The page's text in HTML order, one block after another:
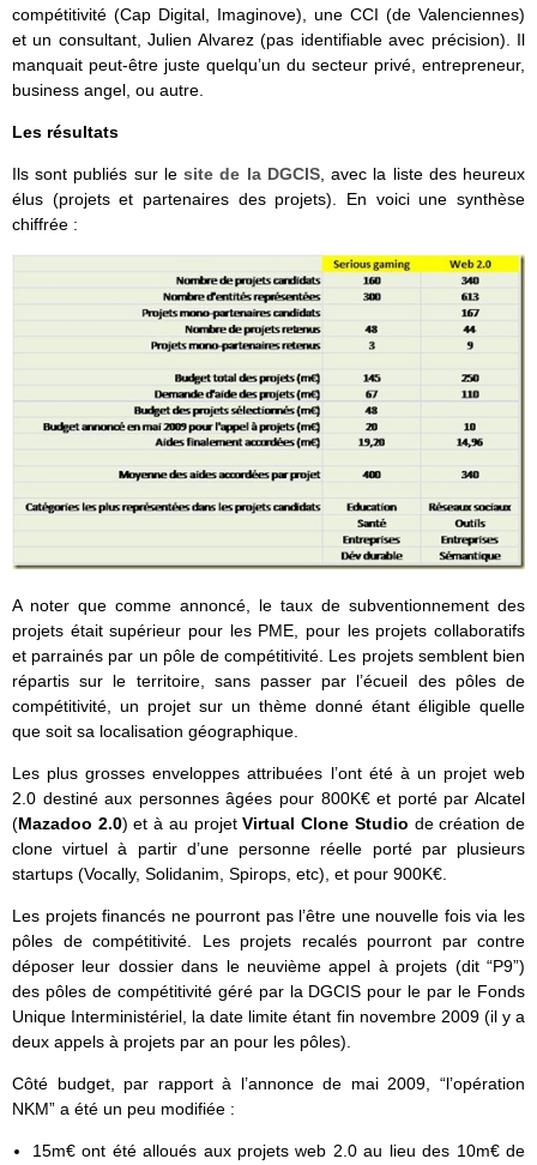
compétitivité (Cap Digital, Imaginove), une CCI (de Valenciennes)
et un consultant, Julien Alvarez (pas identifiable avec précision). Il
manquait peut-être juste quelqu’un du secteur privé, entrepreneur,
business angel, ou autre.
Les résultats
Ils sont publiés sur lesite de la DGCIS, avec la liste des heureux
élus (projets et partenaires des projets). En voici une synthèse
chiffrée :
A noter que comme annoncé, le taux de subventionnement des
projets était supérieur pour les PME, pour les projets collaboratifs
et parrainés par un pôle de compétitivité. Les projets semblent bien
répartis sur le territoire, sans passer par l’écueil des pôles de
compétitivité, un projet sur un thème donné étant éligible quelle
que soit sa localisation géographique.
Les plus grosses enveloppes attribuées l’ont été à un projet web
2.0 destiné aux personnes âgées pour 800K€ et porté par Alcatel
(Mazadoo 2.0) et à au projetVirtual Clone Studio de création de
clone virtuel à partir d’une personne réelle porté par plusieurs
startups (Vocally, Solidanim, Spirops, etc), et pour 900K€.
Les projets financés ne pourront pas l’être une nouvelle fois via les
pôles de compétitivité. Les projets recalés pourront par contre
déposer leur dossier dans le neuvième appel à projets (dit “P9”)
des pôles de compétitivité géré par la DGCIS pour le par le Fonds
Unique Interministériel, la date limite étant fin novembre 2009 (il y a
deux appels à projets par an pour les pôles).
Côté budget, par rapport à l’annonce de mai 2009, “l’opération
NKM” a été un peu modifiée :
15m€ ont été alloués aux projets web 2.0 au lieu des 10m€ de